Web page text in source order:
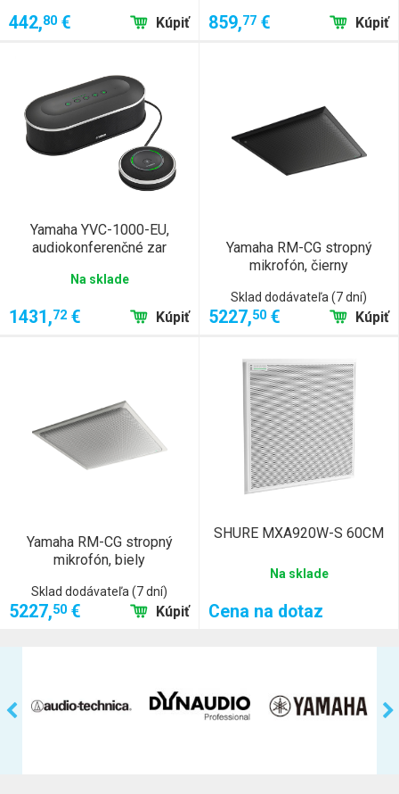
442,80 € Kúpiť 859,77 € Kúpiť
Yamaha YVC-1000-EU,
audiokonferenčné zar
Na sklade
1431,72 € Kúpiť
Yamaha RM-CG stropný
mikrofón, čierny
Sklad dodávateľa (7 dní)
5227,50 € Kúpiť
Yamaha RM-CG stropný
mikrofón, biely
Sklad dodávateľa (7 dní)
5227,50 € Kúpiť
SHURE MXA920W-S 60CM
Na sklade
Cena na dotaz